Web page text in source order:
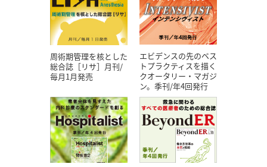
周術期管理を核とした
総合誌［リサ］月刊/
毎月1月発売
エビデンスの先のベス
トプラクティスを描く
クオータリー・マガジ
ン。季刊/年4回発行